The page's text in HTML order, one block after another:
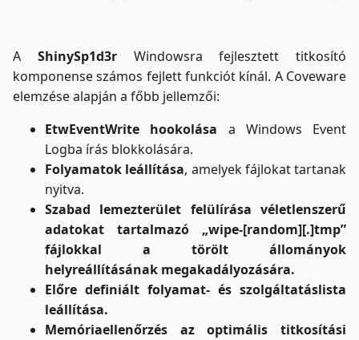
A ShinySp1d3rWindowsra fejlesztett titkosító
komponense számos fejlett funkciót kínál. A Coveware
elemzése alapján a főbb jellemzői:
EtwEventWrite hookolása a Windows Event
Logba írás blokkolására.
Folyamatok leállítása, amelyek fájlokat tartanak
nyitva.
Szabad lemezterület felülírása véletlenszerű
adatokat tartalmazó „wipe-[random][.]tmp”
fájlokkal a törölt állományok
helyreállításának megakadályozására.
Előre definiált folyamat- és szolgáltatáslista
leállítása.
Memóriaellenőrzés az optimális titkosítási